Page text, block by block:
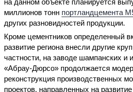
на данном объекте планируется
миллионов тонн портландцемента
других разновидностей продукции.
Кроме цементников определенный
развитие региона внесли другие
частности, на заводе шампанских и
«Абрау-Дюрсо» продолжается
реконструкция производственных
проектов, направленных на